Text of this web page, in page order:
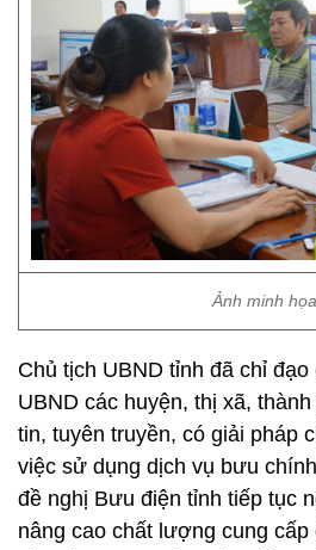
Ảnh minh họa.
Chủ tịch UBND tỉnh đã chỉ
UBND các huyện, thị xã,
tin, tuyên truyền, có giải pháp
việc sử dụng dịch vụ bưu
đề nghị Bưu điện tỉnh tiếp tục
nâng cao chất lượng cung